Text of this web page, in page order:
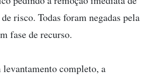
risco. Todas foram negadas pela
fase de recurso.
levantamento completo, a